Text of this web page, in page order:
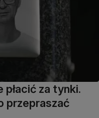
płacić za tynki.
przepraszać